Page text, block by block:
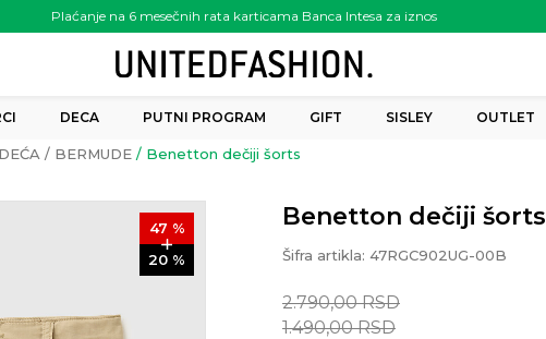
Plaćanje na 6 mesečnih rata karticama Banca Intesa za iznos
preko 6.000.00 rsd
DECA PUTNI PROGRAM GIFT SISLEY OUTLET
BERMUDE Benetton dečiji šorts
47 %
20 %
Benetton dečiji šorts
Šifra artikla: 47RGC902UG-00B
2.790,00 RSD
1.490,00 RSD